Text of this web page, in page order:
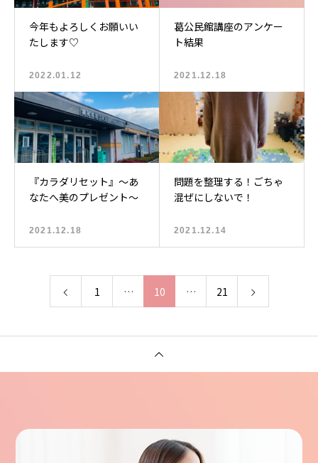
今年もよろしくお願いい
たします♡
2022.01.12
葛公民館講座のアンケー
ト結果
2021.12.18
『カラダリセット』〜あ
なたへ美のプレゼント〜
2021.12.18
問題を整理する！ごちゃ
混ぜにしないで！
2021.12.14
1 … 10 … 21